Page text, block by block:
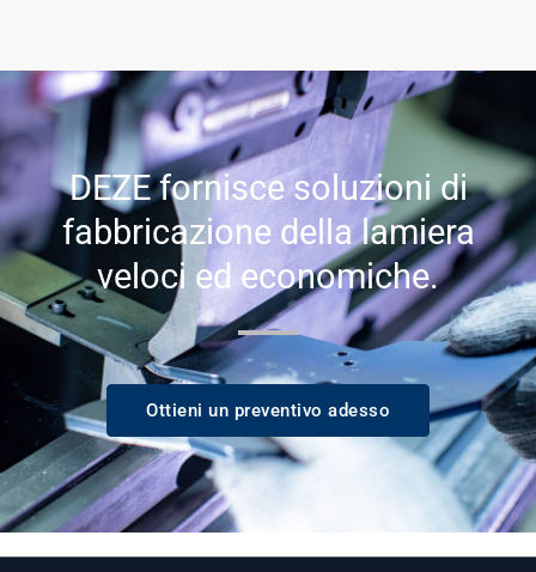
DEZE fornisce soluzioni di
fabbricazione della lamiera
veloci ed economiche.
Ottieni un preventivo adesso